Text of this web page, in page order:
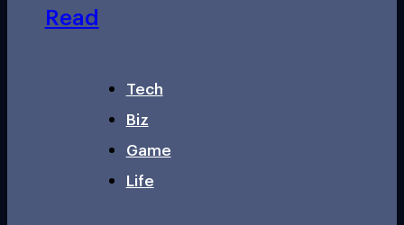
Read
Tech
Biz
Game
Life